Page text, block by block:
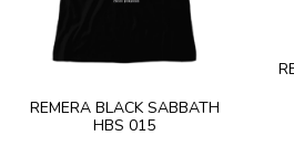
REMERA BLACK SABBATH
HBS 015